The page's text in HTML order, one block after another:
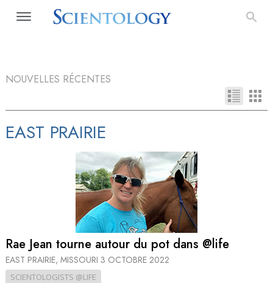
NOUVELLES RÉCENTES
EAST PRAIRIE
Rae Jean tourne autour du pot dans @life
EAST PRAIRIE, MISSOURI 3 OCTOBRE 2022
SCIENTOLOGISTS @LIFE